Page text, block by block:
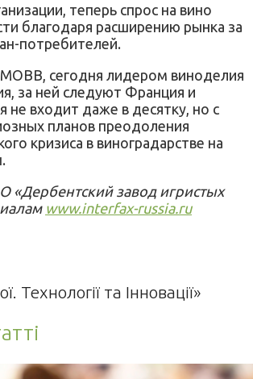
теперь спрос на вино
благодаря расширению рынка за
потребителей.
МОВВ, сегодня лидером виноделия
за ней следуют Франция и
не входит даже в десятку, но с
планов преодоления
кризиса в виноградарстве на
«Дербентский завод игристых
www.interfax-russia.ru
Технології та Інновації»